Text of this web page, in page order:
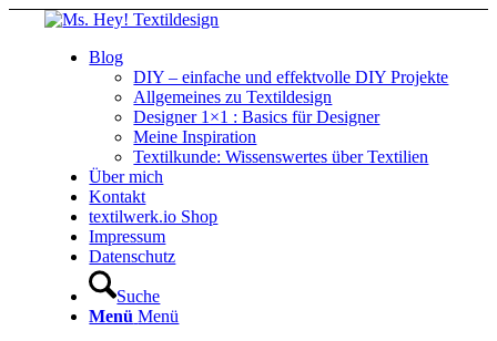
Blog
DIY – einfache und effektvolle DIY Projekte
Allgemeines zu Textildesign
Designer 1×1 : Basics für Designer
Meine Inspiration
Textilkunde: Wissenswertes über Textilien
Über mich
Kontakt
textilwerk.io Shop
Impressum
Datenschutz
Suche
Menü Menü